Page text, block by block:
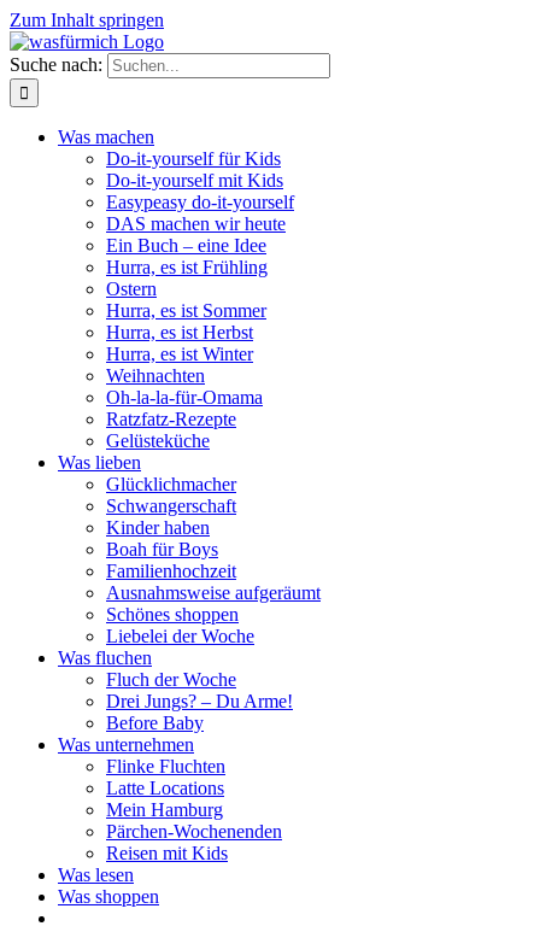
Zum Inhalt springen
Suche nach:
Was machen
Do-it-yourself für Kids
Do-it-yourself mit Kids
Easypeasy do-it-yourself
DAS machen wir heute
Ein Buch – eine Idee
Hurra, es ist Frühling
Ostern
Hurra, es ist Sommer
Hurra, es ist Herbst
Hurra, es ist Winter
Weihnachten
Oh-la-la-für-Omama
Ratzfatz-Rezepte
Gelüsteküche
Was lieben
Glücklichmacher
Schwangerschaft
Kinder haben
Boah für Boys
Familienhochzeit
Ausnahmsweise aufgeräumt
Schönes shoppen
Liebelei der Woche
Was fluchen
Fluch der Woche
Drei Jungs? – Du Arme!
Before Baby
Was unternehmen
Flinke Fluchten
Latte Locations
Mein Hamburg
Pärchen-Wochenenden
Reisen mit Kids
Was lesen
Was shoppen